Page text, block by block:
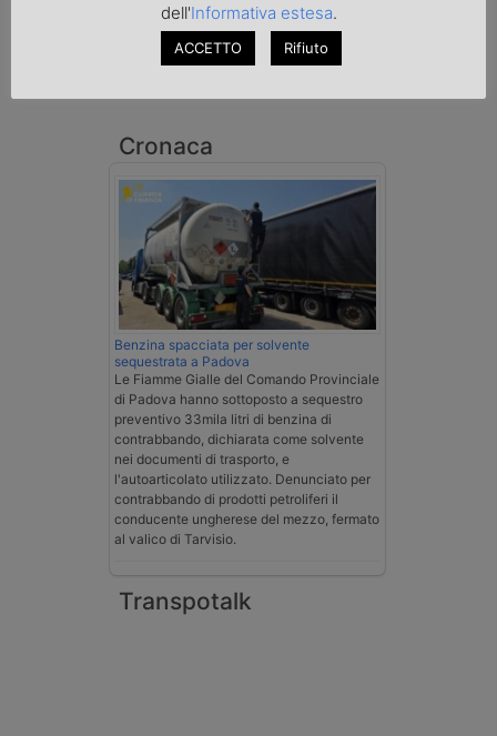
Cronaca
Benzina spacciata per solvente
sequestrata a Padova
Le Fiamme Gialle del Comando Provinciale
di Padova hanno sottoposto a sequestro
preventivo 33mila litri di benzina di
contrabbando, dichiarata come solvente
nei documenti di trasporto, e
l'autoarticolato utilizzato. Denunciato per
contrabbando di prodotti petroliferi il
conducente ungherese del mezzo, fermato
al valico di Tarvisio.
Transpotalk
dell'Informativa estesa.
ACCETTO Rifiuto